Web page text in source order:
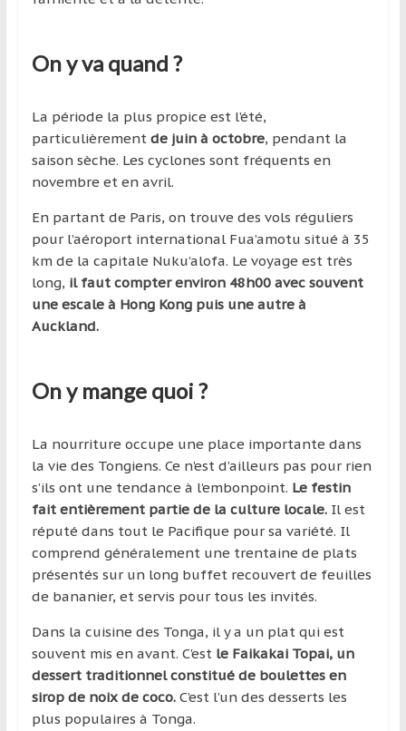
On y va quand ?
La période la plus propice est l’été,
particulièrement de juin à octobre, pendant la
saison sèche. Les cyclones sont fréquents en
novembre et en avril.
En partant de Paris, on trouve des vols réguliers
pour l’aéroport international Fua’amotu situé à 35
km de la capitale Nuku’alofa. Le voyage est très
long, il faut compter environ 48h00 avec souvent
une escale à Hong Kong puis une autre à
Auckland.
On y mange quoi ?
La nourriture occupe une place importante dans
la vie des Tongiens. Ce n’est d’ailleurs pas pour rien
s’ils ont une tendance à l’embonpoint. Le festin
fait entièrement partie de la culture locale.Il est
réputé dans tout le Pacifique pour sa variété. Il
comprend généralement une trentaine de plats
présentés sur un long buffet recouvert de feuilles
de bananier, et servis pour tous les invités.
Dans la cuisine des Tonga, il y a un plat qui est
souvent mis en avant. C’est le Faikakai Topai, un
dessert traditionnel constitué de boulettes en
sirop de noix de coco.C’est l’un des desserts les
plus populaires à Tonga.